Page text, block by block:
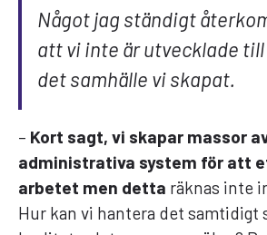
Något jag ständigt
att vi inte är utvecklade
det samhälle vi skapat.
– Kort sagt, vi skapar massor
administrativa system för att
arbetet men detta räknas inte
Hur kan vi hantera det samtidigt